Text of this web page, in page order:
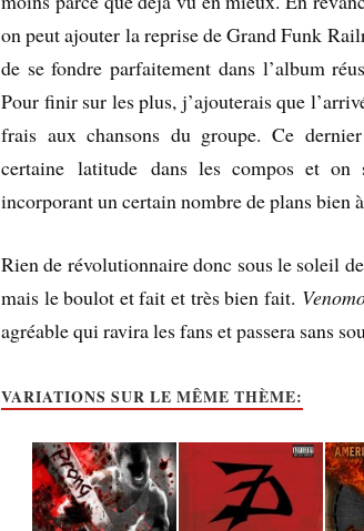
on peut ajouter la reprise de Grand Funk
de se fondre parfaitement dans l’album
Pour finir sur les plus, j’ajouterais que
frais aux chansons du groupe. Ce
certaine latitude dans les compos et
incorporant un certain nombre de plans bien
Rien de révolutionnaire donc sous le soleil
mais le boulot et fait et très bien fait.
agréable qui ravira les fans et passera sans
VARIATIONS SUR LE MÊME THÈME: